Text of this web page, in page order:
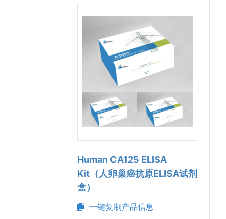
Human CA125 ELISA
Kit（人卵巢癌抗原ELISA试剂
盒）
一键复制产品信息